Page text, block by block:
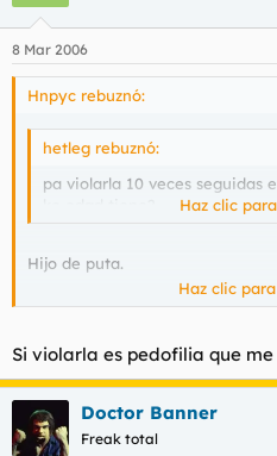
8 Mar 2006
Hnpyc rebuznó:
hetleg rebuznó:
pa violarla 10 veces seguidas
Haz clic
Hijo de puta.
¿Qué parte de su fecha de
Haz clic
Si violarla es pedofilia que
Doctor Banner
Freak total